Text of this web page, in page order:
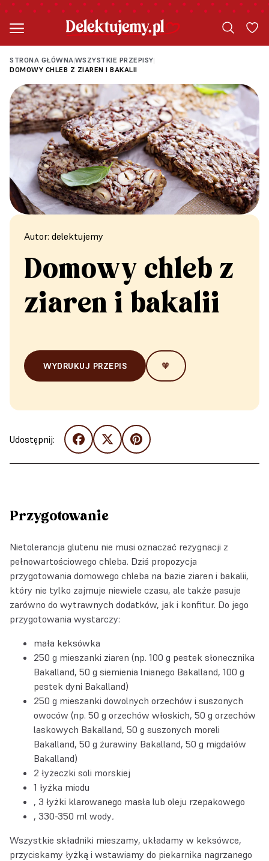
STRONA GŁÓWNA|WSZYSTKIE PRZEPISY|
DOMOWY CHLEB Z ZIAREN I BAKALII
Autor: delektujemy
Domowy chleb z
ziaren i bakalii
WYDRUKUJ PRZEPIS 🧡
Udostępnij:
Przygotowanie
Nietolerancja glutenu nie musi oznaczać rezygnacji z
pełnowartościowego chleba. Dziś propozycja
przygotowania domowego chleba na bazie ziaren i bakalii,
który nie tylko zajmuje niewiele czasu, ale także pasuje
zarówno do wytrawnych dodatków, jak i konfitur. Do jego
przygotowania wystarczy:
mała keksówka
250 g mieszanki ziaren (np. 100 g pestek słonecznika
Bakalland, 50 g siemienia lnianego Bakalland, 100 g
pestek dyni Bakalland)
250 g mieszanki dowolnych orzechów i suszonych
owoców (np. 50 g orzechów włoskich, 50 g orzechów
laskowych Bakalland, 50 g suszonych moreli
Bakalland, 50 g żurawiny Bakalland, 50 g migdałów
Bakalland)
2 łyżeczki soli morskiej
1 łyżka miodu
3 łyżki klarowanego masła lub oleju rzepakowego
330-350 ml wody.
Wszystkie składniki mieszamy, układamy w keksówce,
przyciskamy łyżką i wstawiamy do piekarnika nagrzanego